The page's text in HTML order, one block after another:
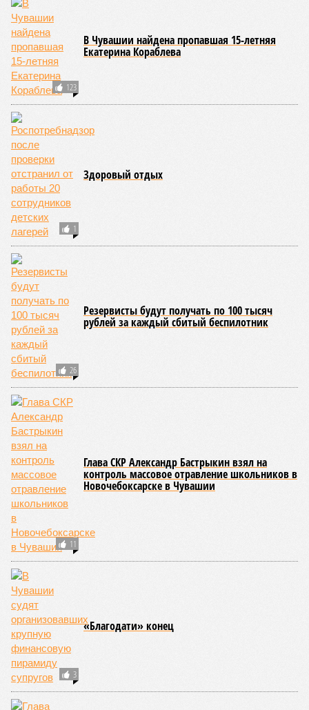
123
В Чувашии найдена пропавшая 15-летняя
Екатерина Кораблева
1
Здоровый отдых
26
Резервисты будут получать по 100 тысяч
рублей за каждый сбитый беспилотник
11
Глава СКР Александр Бастрыкин взял на
контроль массовое отравление школьников в
Новочебоксарске в Чувашии
3
«Благодати» конец